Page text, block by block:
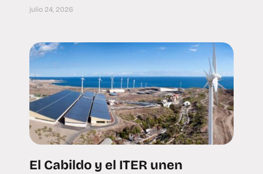
julio 24, 2026
El Cabildo y el ITER unen